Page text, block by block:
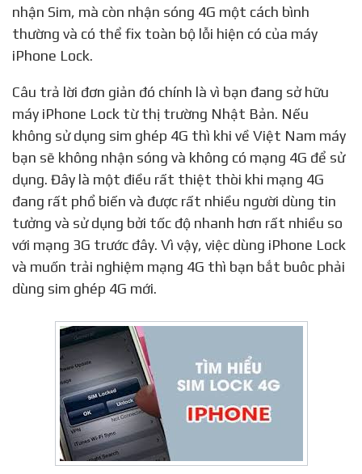
nhận Sim, mà còn nhận sóng 4G một cách bình
thường và có thể fix toàn bộ lỗi hiện có của máy
iPhone Lock.
Câu trả lời đơn giản đó chính là vì bạn đang sở hữu
máy iPhone Lock từ thị trường Nhật Bản. Nếu
không sử dụng sim ghép 4G thì khi về Việt Nam máy
bạn sẽ không nhận sóng và không có mạng 4G để sử
dụng. Đây là một điều rất thiệt thòi khi mạng 4G
đang rất phổ biến và được rất nhiều người dùng tin
tưởng và sử dụng bởi tốc độ nhanh hơn rất nhiều so
với mạng 3G trước đây. Vì vậy, việc dùng iPhone Lock
và muốn trải nghiệm mạng 4G thì bạn bắt buôc phải
dùng sim ghép 4G mới.